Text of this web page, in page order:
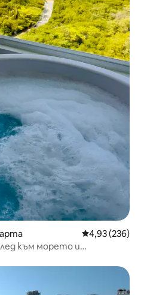
Средна
4,93 (236)
към морето и